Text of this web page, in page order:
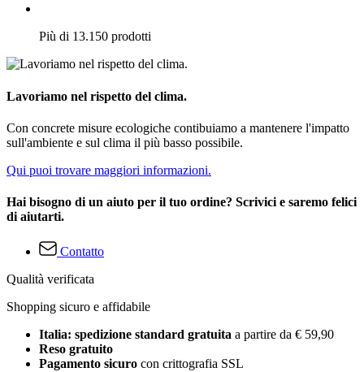
Più di 13.150 prodotti
Lavoriamo nel rispetto del clima.
Con concrete misure ecologiche contibuiamo a mantenere l'impatto
sull'ambiente e sul clima il più basso possibile.
Qui puoi trovare maggiori informazioni.
Hai bisogno di un aiuto per il tuo ordine? Scrivici e saremo felici
di aiutarti.
Contatto
Qualità verificata
Shopping sicuro e affidabile
Italia: spedizione standard gratuita a partire da € 59,90
Reso gratuito
Pagamento sicuro con crittografia SSL